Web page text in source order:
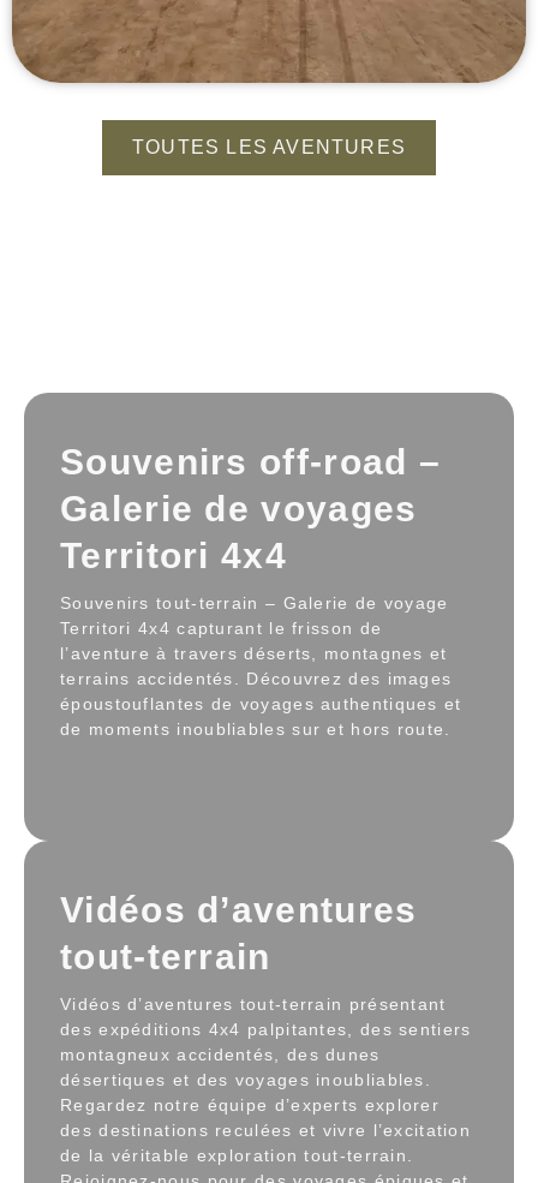
TOUTES LES AVENTURES
Souvenirs off-road –
Galerie de voyages
Territori 4x4
Souvenirs tout-terrain – Galerie de voyage
Territori 4x4 capturant le frisson de
l’aventure à travers déserts, montagnes et
terrains accidentés. Découvrez des images
époustouflantes de voyages authentiques et
de moments inoubliables sur et hors route.
Vidéos d’aventures
tout-terrain
Vidéos d’aventures tout-terrain présentant
des expéditions 4x4 palpitantes, des sentiers
montagneux accidentés, des dunes
désertiques et des voyages inoubliables.
Regardez notre équipe d’experts explorer
des destinations reculées et vivre l’excitation
de la véritable exploration tout-terrain.